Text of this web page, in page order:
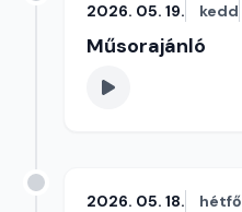
2026. 05. 19. kedd
Műsorajánló
2026. 05. 18. hétfő